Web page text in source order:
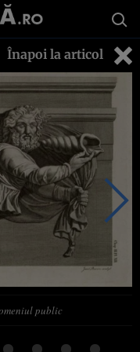
Înapoi la articol
public